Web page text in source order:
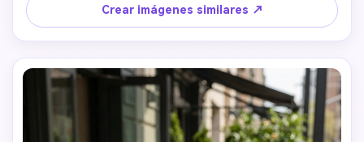
y proporciones realistas. Sin cómics, sin ilustraciones, sin
efectos artificiales.
Crear imágenes similares ↗